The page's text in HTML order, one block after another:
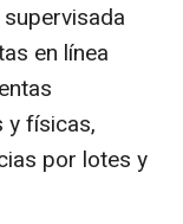
en línea
y físicas,
por lotes y